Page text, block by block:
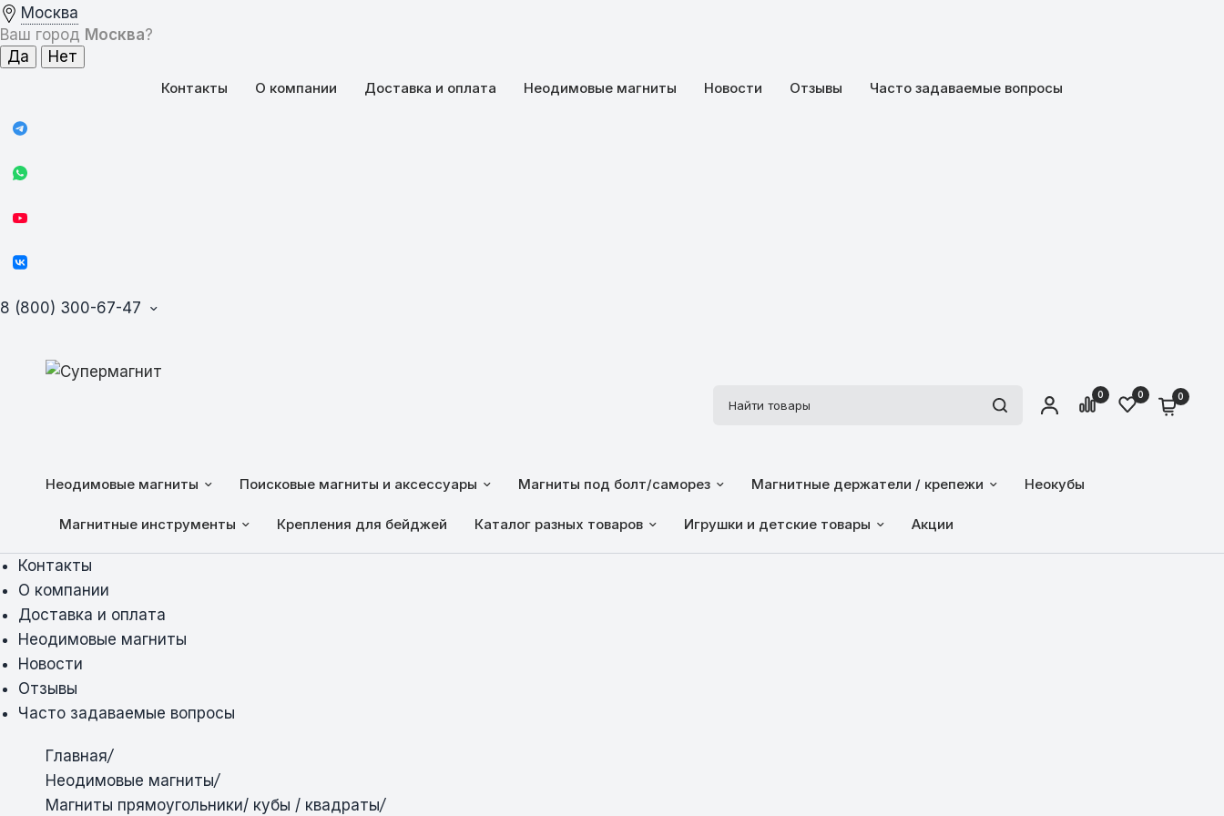
Москва
Ваш город Москва?
Контакты О компании Доставка и оплата Неодимовые магниты Новости Отзывы Часто задаваемые вопросы
8 (800) 300-67-47
0 0 0
Неодимовые магниты Поисковые магниты и аксессуары Магниты под болт/саморез Магнитные держатели / крепежи Неокубы
Магнитные инструменты Крепления для бейджей Каталог разных товаров Игрушки и детские товары Акции
Контакты
О компании
Доставка и оплата
Неодимовые магниты
Новости
Отзывы
Часто задаваемые вопросы
Главная/
Неодимовые магниты/
Магниты прямоугольники/ кубы / квадраты/